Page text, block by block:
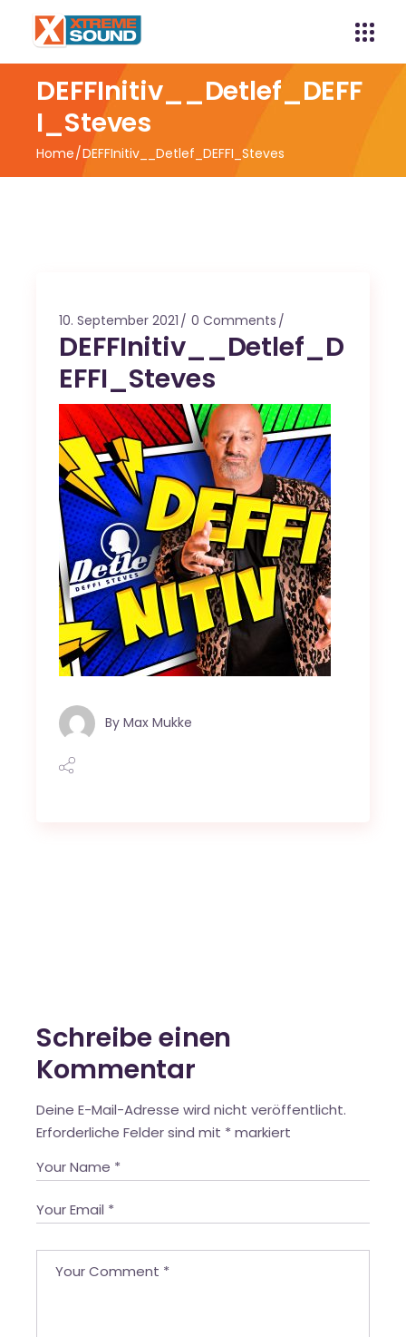
DEFFInitiv__Detlef_DEFF
I_Steves
Home DEFFInitiv__Detlef_DEFFI_Steves
10. September 2021 0 Comments
DEFFInitiv__Detlef_D
EFFI_Steves
By Max Mukke
Schreibe einen
Kommentar
Deine E-Mail-Adresse wird nicht veröffentlicht.
Erforderliche Felder sind mit * markiert